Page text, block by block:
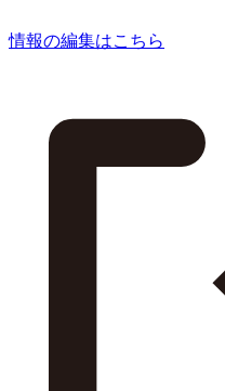
情報の編集はこちら